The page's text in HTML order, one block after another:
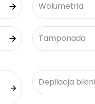
Wolumetria
Tamponada
Depilacja bikini